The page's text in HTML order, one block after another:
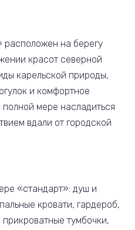
расположен на берегу
красот северной
карельской природы,
и комфортное
мере насладиться
вдали от городской
«стандарт»: душ и
кровати, гардероб,
тумбочки,